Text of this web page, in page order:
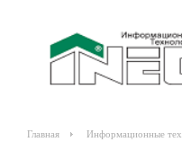
Главная Информационные